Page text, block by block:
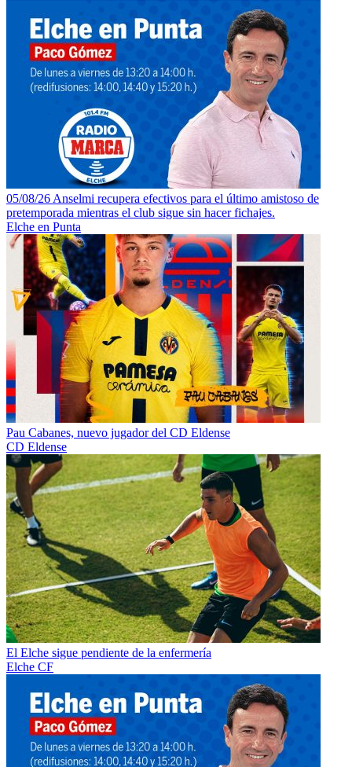
05/08/26 Anselmi recupera efectivos para el último amistoso de
pretemporada mientras el club sigue sin hacer fichajes.
Elche en Punta
Pau Cabanes, nuevo jugador del CD Eldense
CD Eldense
El Elche sigue pendiente de la enfermería
Elche CF